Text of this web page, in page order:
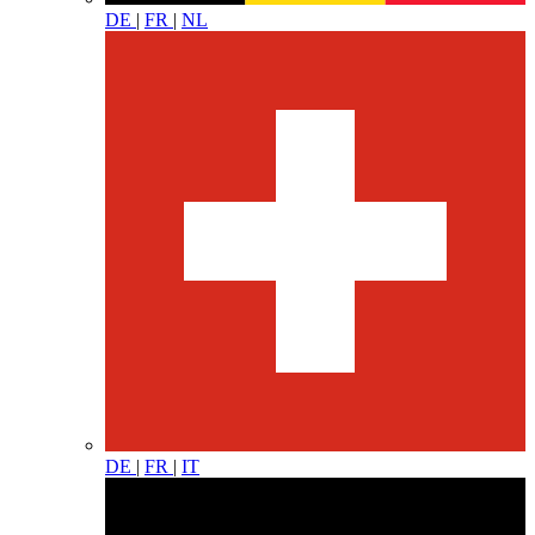
DE | FR | NL
DE | FR | IT